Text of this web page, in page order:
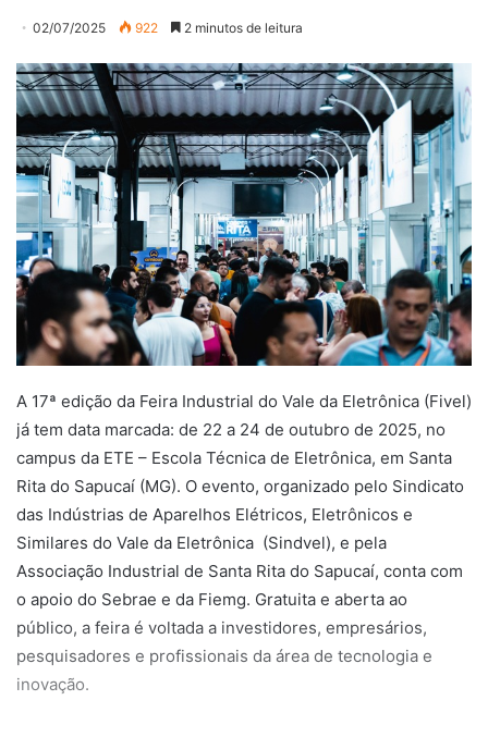
02/07/2025 922 2 minutos de leitura
A 17ª edição da Feira Industrial do Vale da Eletrônica (Fivel)
já tem data marcada: de 22 a 24 de outubro de 2025, no
campus da ETE – Escola Técnica de Eletrônica, em Santa
Rita do Sapucaí (MG). O evento, organizado pelo Sindicato
das Indústrias de Aparelhos Elétricos, Eletrônicos e
Similares do Vale da Eletrônica (Sindvel), e pela
Associação Industrial de Santa Rita do Sapucaí, conta com
o apoio do Sebrae e da Fiemg. Gratuita e aberta ao
público, a feira é voltada a investidores, empresários,
pesquisadores e profissionais da área de tecnologia e
inovação.